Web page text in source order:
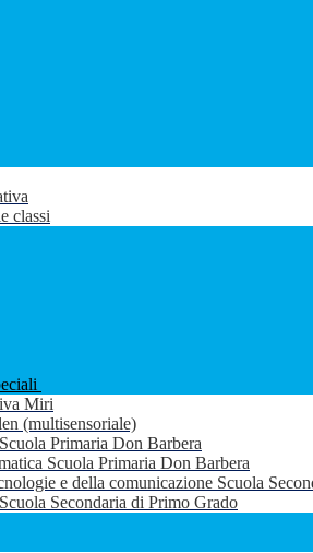
classi
Miri
(multisensoriale)
Primaria Don Barbera
Scuola Primaria Don Barbera
e della comunicazione Scuola
Secondaria di Primo Grado